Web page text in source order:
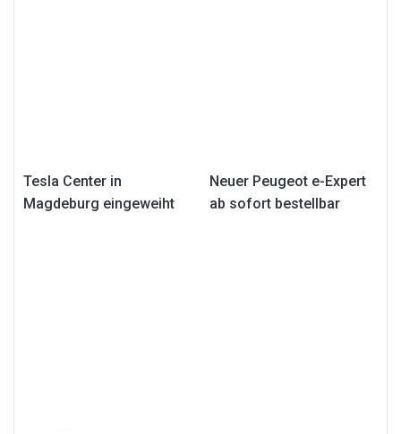
Tesla Center in
Magdeburg eingeweiht
Neuer Peugeot e-Expert
ab sofort bestellbar